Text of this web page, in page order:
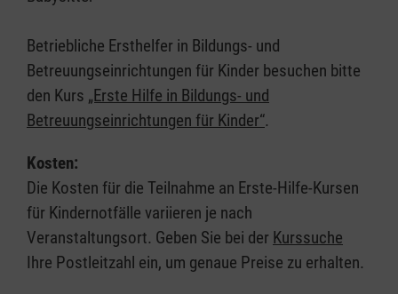
Betriebliche Ersthelfer in Bildungs- und
Betreuungseinrichtungen für Kinder besuchen bitte
den Kurs „Erste Hilfe in Bildungs- und
Betreuungseinrichtungen für Kinder“.
Kosten:
Die Kosten für die Teilnahme an Erste-Hilfe-Kursen
für Kindernotfälle variieren je nach
Veranstaltungsort. Geben Sie bei der Kurssuche
Ihre Postleitzahl ein, um genaue Preise zu erhalten.